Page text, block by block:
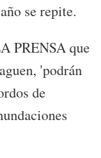
se repite.
PRENSA que
'podrán
de